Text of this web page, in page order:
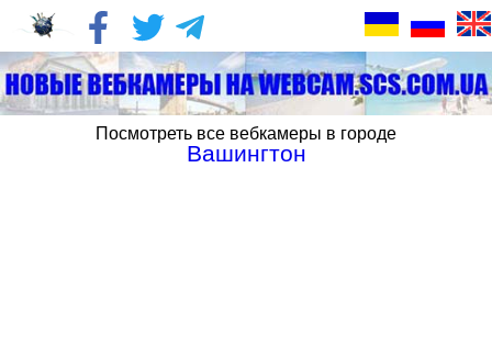
Посмотреть все вебкамеры в городе
Вашингтон